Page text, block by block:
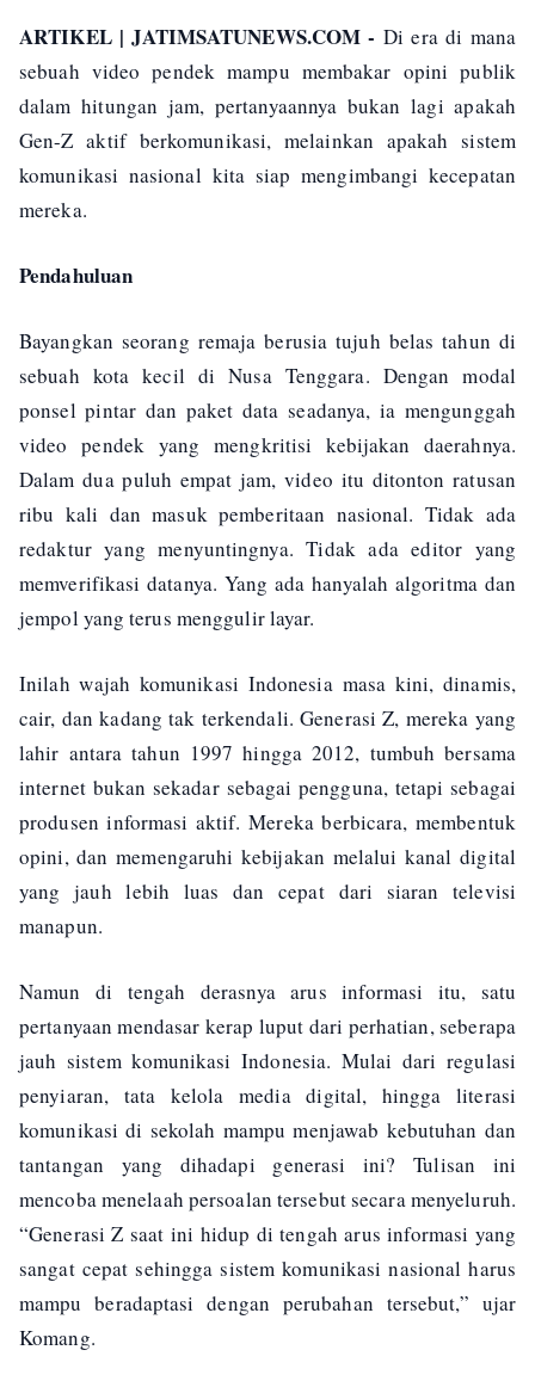
ARTIKEL | JATIMSATUNEWS.COM - Di era di mana
sebuah video pendek mampu membakar opini publik
dalam hitungan jam, pertanyaannya bukan lagi apakah
Gen-Z aktif berkomunikasi, melainkan apakah sistem
komunikasi nasional kita siap mengimbangi kecepatan
mereka.
Pendahuluan
Bayangkan seorang remaja berusia tujuh belas tahun di
sebuah kota kecil di Nusa Tenggara. Dengan modal
ponsel pintar dan paket data seadanya, ia mengunggah
video pendek yang mengkritisi kebijakan daerahnya.
Dalam dua puluh empat jam, video itu ditonton ratusan
ribu kali dan masuk pemberitaan nasional. Tidak ada
redaktur yang menyuntingnya. Tidak ada editor yang
memverifikasi datanya. Yang ada hanyalah algoritma dan
jempol yang terus menggulir layar.
Inilah wajah komunikasi Indonesia masa kini, dinamis,
cair, dan kadang tak terkendali. Generasi Z, mereka yang
lahir antara tahun 1997 hingga 2012, tumbuh bersama
internet bukan sekadar sebagai pengguna, tetapi sebagai
produsen informasi aktif. Mereka berbicara, membentuk
opini, dan memengaruhi kebijakan melalui kanal digital
yang jauh lebih luas dan cepat dari siaran televisi
manapun.
Namun di tengah derasnya arus informasi itu, satu
pertanyaan mendasar kerap luput dari perhatian, seberapa
jauh sistem komunikasi Indonesia. Mulai dari regulasi
penyiaran, tata kelola media digital, hingga literasi
komunikasi di sekolah mampu menjawab kebutuhan dan
tantangan yang dihadapi generasi ini? Tulisan ini
mencoba menelaah persoalan tersebut secara menyeluruh.
“Generasi Z saat ini hidup di tengah arus informasi yang
sangat cepat sehingga sistem komunikasi nasional harus
mampu beradaptasi dengan perubahan tersebut,” ujar
Komang.